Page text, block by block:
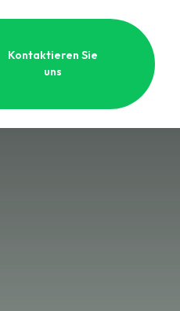
Kontaktieren Sie
uns